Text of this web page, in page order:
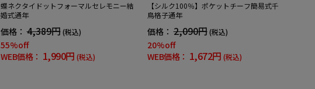
蝶ネクタイドットフォーマルセレモニー結
婚式通年
価格： 4,389円 (税込)
55%off
WEB価格： 1,990円 (税込)
【シルク100％】ポケットチーフ簡易式千
鳥格子通年
価格： 2,090円(税込)
20%off
WEB価格： 1,672円 (税込)